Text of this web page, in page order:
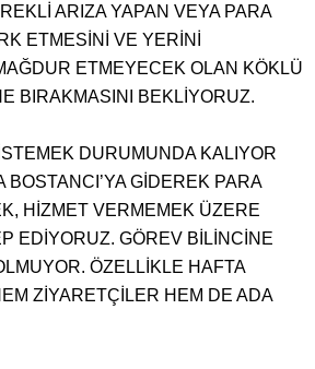
ARIZA YAPAN VEYA PARA
ETMESİNİ VE YERİNİ
ETMEYECEK OLAN KÖKLÜ
BIRAKMASINI BEKLİYORUZ.
DURUMUNDA KALIYOR
BOSTANCI’YA GİDEREK PARA
HİZMET VERMEMEK ÜZERE
EDİYORUZ. GÖREV BİLİNCİNE
ÖZELLİKLE HAFTA
ZİYARETÇİLER HEM DE ADA